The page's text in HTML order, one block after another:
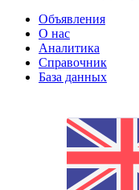
Объявления
О нас
Аналитика
Справочник
База данных